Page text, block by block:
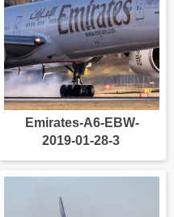
Emirates-A6-EBW-
2019-01-28-3